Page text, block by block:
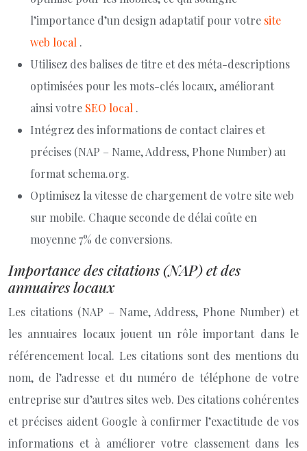
l’importance d’un design adaptatif pour votre site
web local .
Utilisez des balises de titre et des méta-descriptions
optimisées pour les mots-clés locaux, améliorant
ainsi votre SEO local .
Intégrez des informations de contact claires et
précises (NAP – Name, Address, Phone Number) au
format schema.org.
Optimisez la vitesse de chargement de votre site web
sur mobile. Chaque seconde de délai coûte en
moyenne 7% de conversions.
Importance des citations (NAP) et des
annuaires locaux
Les citations (NAP – Name, Address, Phone Number) et
les annuaires locaux jouent un rôle important dans le
référencement local. Les citations sont des mentions du
nom, de l’adresse et du numéro de téléphone de votre
entreprise sur d’autres sites web. Des citations cohérentes
et précises aident Google à confirmer l’exactitude de vos
informations et à améliorer votre classement dans les